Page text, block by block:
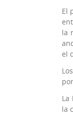
El
la
el
La
la